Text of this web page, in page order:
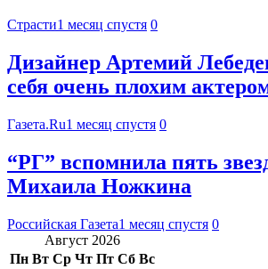
Страсти1 месяц спустя 0
Дизайнер Артемий
себя очень плохим
Газета.Ru1 месяц спустя 0
“РГ” вспомнила пять
Михаила Ножкина
Российская Газета1 месяц спустя 0
Август 2026
Пн Вт Ср Чт Пт Сб Вс